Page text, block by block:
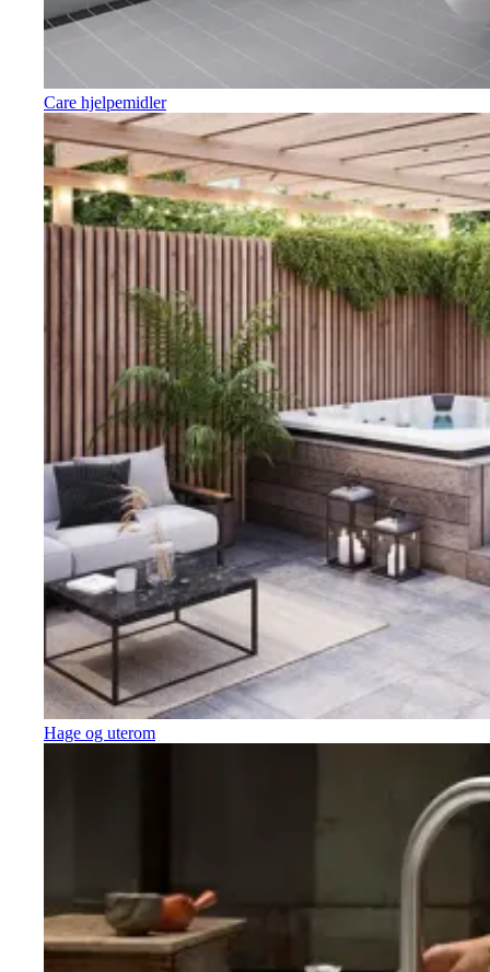
Care hjelpemidler
Hage og uterom